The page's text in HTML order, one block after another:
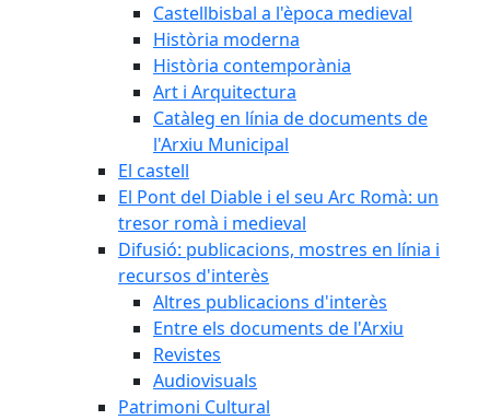
Castellbisbal a l'època medieval
Història moderna
Història contemporània
Art i Arquitectura
Catàleg en línia de documents de
l'Arxiu Municipal
El castell
El Pont del Diable i el seu Arc Romà: un
tresor romà i medieval
Difusió: publicacions, mostres en línia i
recursos d'interès
Altres publicacions d'interès
Entre els documents de l'Arxiu
Revistes
Audiovisuals
Patrimoni Cultural